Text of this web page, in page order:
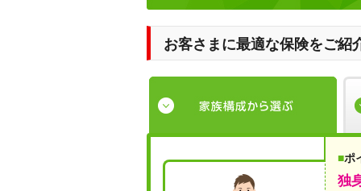
お客さまに最適な保険をご紹
■ポ
独